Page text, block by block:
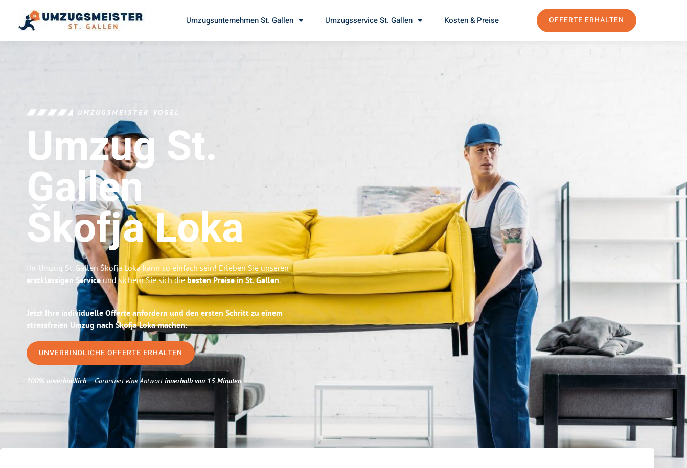
Umzugsunternehmen St. Gallen Umzugsservice St. Gallen Kosten & Preise OFFERTE ERHALTEN
UMZUGSMEISTER VOGEL
Umzug St.
Gallen
Škofja Loka
Ihr Umzug St. Gallen Škofja Loka kann so einfach sein! Erleben Sie unseren
erstklassigen Serviceund sichern Sie sich diebesten Preise in St. Gallen.
Jetzt Ihre individuelle Offerte anfordern und den ersten Schritt zu einem
stressfreien Umzug nach Škofja Loka machen:
UNVERBINDLICHE OFFERTE ERHALTEN
100% unverbindlich– Garantiert eine Antwortinnerhalb von 15 Minuten.